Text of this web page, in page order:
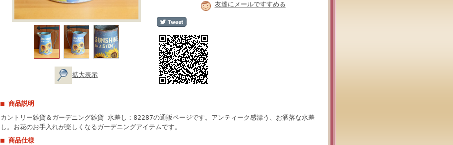
拡大表示
友達にメールですすめる
■ 商品説明
カントリー雑貨＆ガーデニング雑貨 水差し：82287の通販ページです。アンティーク感漂う、お洒落な水差
し。お花のお手入れが楽しくなるガーデニングアイテムです。
■ 商品仕様